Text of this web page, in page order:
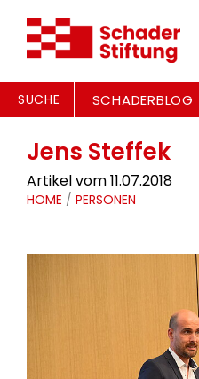
SUCHE SCHADERBLOG
Jens Steffek
Artikel vom 11.07.2018
HOME / PERSONEN